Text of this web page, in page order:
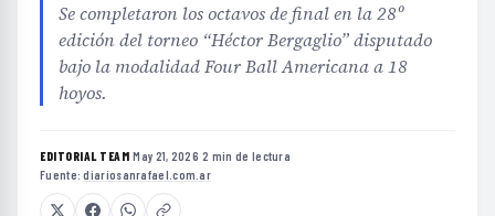
Se completaron los octavos de final en la 28º
edición del torneo “Héctor Bergaglio” disputado
bajo la modalidad Four Ball Americana a 18
hoyos.
EDITORIAL TEAM·May 21, 2026·2 min de lectura·
Fuente:diariosanrafael.com.ar